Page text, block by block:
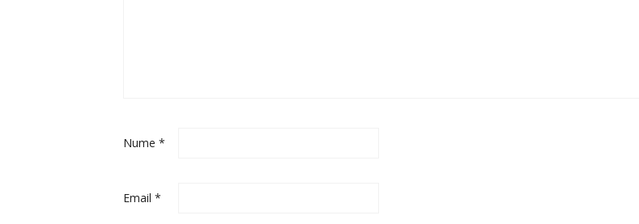
Nume *
Email *